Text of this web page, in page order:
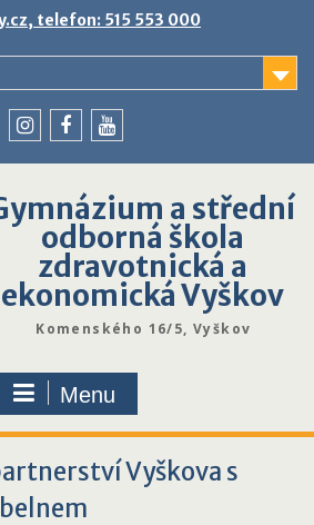
telefon: 515 553 000
a střední
odborná škola
zdravotnická a
ekonomická Vyškov
Komenského 16/5, Vyškov
Menu
Vyškova s